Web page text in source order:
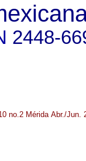
2448-
no.2 Mérida Abr./Jun.